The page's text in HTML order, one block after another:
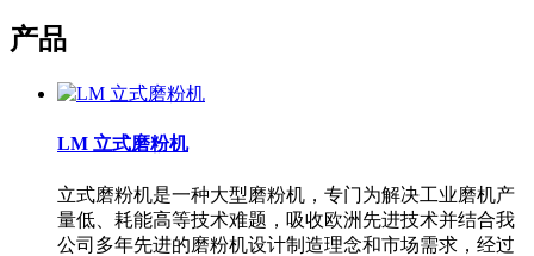
产品
LM 立式磨粉机
立式磨粉机是一种大型磨粉机，专门为解决工业磨机产
量低、耗能高等技术难题，吸收欧洲先进技术并结合我
公司多年先进的磨粉机设计制造理念和市场需求，经过